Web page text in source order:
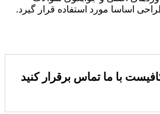
اساسا مورد استفاده قرار گیرد.
با ما تماس برقرار کنید